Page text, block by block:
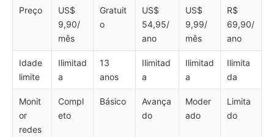
Preço
US$
9,90/
mês
Gratuit
o
US$
54,95/
ano
US$
9,99/
mês
R$
69,90/
ano
Idade
limite
Ilimitad
a
13
anos
Ilimitad
a
Ilimitad
a
Ilimita
da
Monit
or
redes
Compl
eto
Básico
Avança
do
Moder
ado
Limita
do